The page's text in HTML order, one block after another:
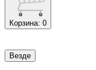
Корзина: 0
Везде